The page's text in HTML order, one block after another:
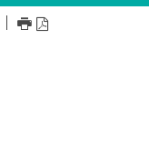
IMPRIMER